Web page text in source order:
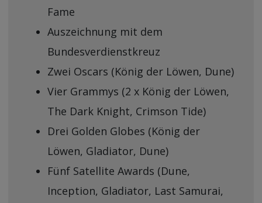
Fame
Auszeichnung mit dem
Bundesverdienstkreuz
Zwei Oscars (König der Löwen, Dune)
Vier Grammys (2 x König der Löwen,
The Dark Knight, Crimson Tide)
Drei Golden Globes (König der
Löwen, Gladiator, Dune)
Fünf Satellite Awards (Dune,
Inception, Gladiator, Last Samurai,